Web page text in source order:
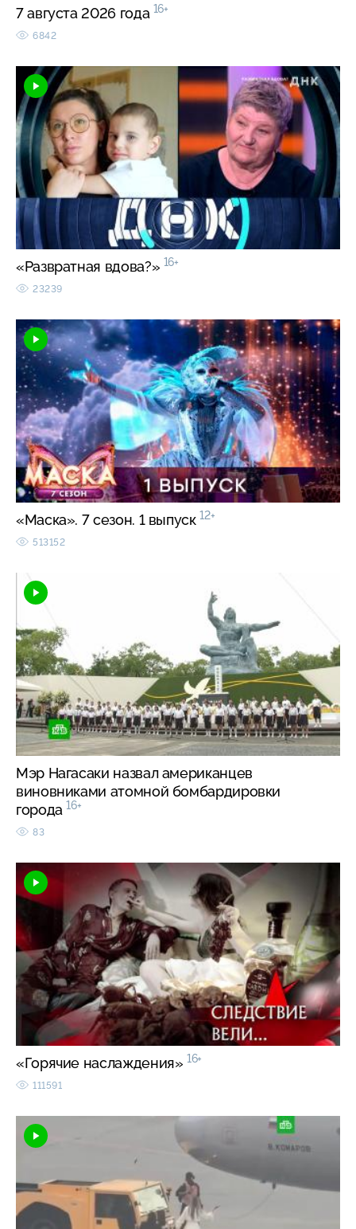
7 августа 2026 года 16+
6842
«Развратная вдова?» 16+
23239
«Маска». 7 сезон. 1 выпуск 12+
513152
Мэр Нагасаки назвал американцев
виновниками атомной бомбардировки
города 16+
83
«Горячие наслаждения» 16+
111591